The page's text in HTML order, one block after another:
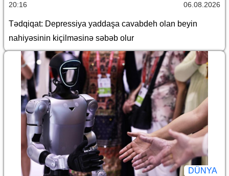
20:16 06.08.2026
Tədqiqat: Depressiya yaddaşa cavabdeh olan beyin
nahiyəsinin kiçilməsinə səbəb olur
DÜNYA